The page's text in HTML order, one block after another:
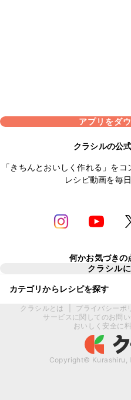
アプリをダ
クラシルの公
「きちんとおいしく作れる」を
レシピ動画を毎
何かお気づきの
クラシル
カテゴリからレシピを探す
クラシルとは プライバシーポ
サービスに関してのお問
おいしく安全に
Copyright© Kurashiru,